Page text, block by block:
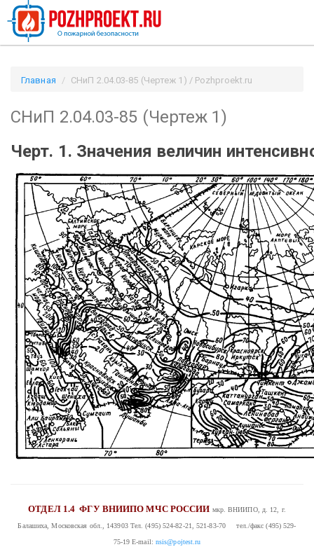
Главная СНиП 2.04.03-85 (Чертеж 1) / Pozhproekt.ru
СНиП 2.04.03-85 (Чертеж 1)
Черт. 1. Значения величин
ОТДЕЛ 1.4ФГУ ВНИИПО МЧС РОССИИ мкр. ВНИИПО, д. 12, г.
Балашиха, Московская обл., 143903Тел. (495) 524-82-21, 521-83-70 тел./факс (495) 529-
75-19 E-mail: nsis@pojtest.ru